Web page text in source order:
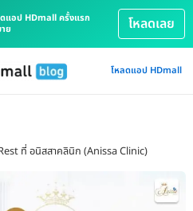
แอป HDmall ครั้งแรก
ย
โหลดเลย
โหลดแอป HDmall
ที่ อนิสสาคลินิก (Anissa Clinic)